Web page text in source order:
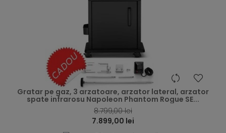
Gratar pe gaz, 3 arzatoare, arzator lateral, arzator
spate infrarosu Napoleon Phantom Rogue SE...
8.799,00 lei
7.899,00 lei